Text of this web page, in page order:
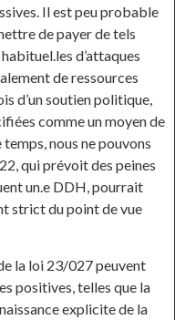
Il est peu probable
de payer de tels
d’attaques
de ressources
d’un soutien politique,
comme un moyen de
nous ne pouvons
qui prévoit des peines
un.e DDH, pourrait
strict du point de vue
la loi 23/027 peuvent
positives, telles que la
explicite de la